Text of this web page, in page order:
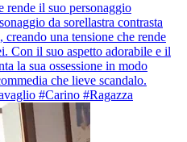
rende il suo personaggio
da sorellastra contrasta
una tensione che rende
Con il suo aspetto adorabile e il
la sua ossessione in modo
che lieve scandalo.
#Carino #Ragazza